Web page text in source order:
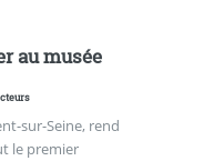
au musée
sur-Seine, rend
le premier